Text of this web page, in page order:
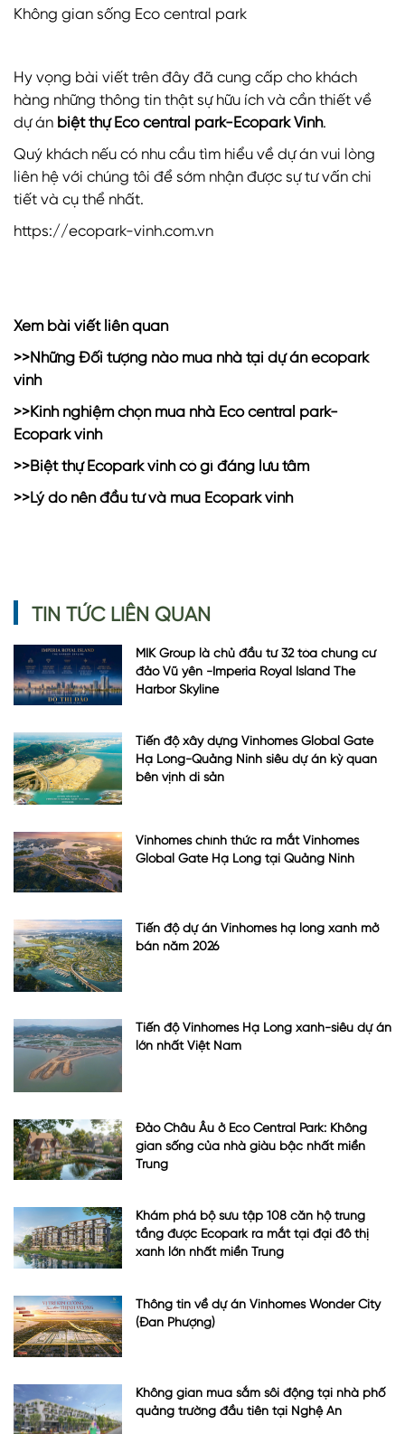
Không gian sống Eco central park
Hy vọng bài viết trên đây đã cung cấp cho khách
hàng những thông tin thật sự hữu ích và cần thiết về
dự án biệt thự Eco central park-Ecopark Vinh.
Quý khách nếu có nhu cầu tìm hiểu về dự án vui lòng
liên hệ với chúng tôi để sớm nhận được sự tư vấn chi
tiết và cụ thể nhất.
https://ecopark-vinh.com.vn
Xem bài viết liên quan
>>Những Đối tượng nào mua nhà tại dự án ecopark
vinh
>>Kinh nghiệm chọn mua nhà Eco central park-
Ecopark vinh
>>Biệt thự Ecopark vinh có gì đáng lưu tâm
>>Lý do nên đầu tư và mua Ecopark vinh
TIN TỨC LIÊN QUAN
MIK Group là chủ đầu tư 32 tòa chung cư
đảo Vũ yên -Imperia Royal Island The
Harbor Skyline
Tiến độ xây dựng Vinhomes Global Gate
Hạ Long-Quảng Ninh siêu dự án kỳ quan
bên vịnh di sản
Vinhomes chính thức ra mắt Vinhomes
Global Gate Hạ Long tại Quảng Ninh
Tiến độ dự án Vinhomes hạ long xanh mở
bán năm 2026
Tiến độ Vinhomes Hạ Long xanh-siêu dự án
lớn nhất Việt Nam
Đảo Châu Âu ở Eco Central Park: Không
gian sống của nhà giàu bậc nhất miền
Trung
Khám phá bộ sưu tập 108 căn hộ trung
tầng được Ecopark ra mắt tại đại đô thị
xanh lớn nhất miền Trung
Thông tin về dự án Vinhomes Wonder City
(Đan Phượng)
Không gian mua sắm sôi động tại nhà phố
quảng trường đầu tiên tại Nghệ An